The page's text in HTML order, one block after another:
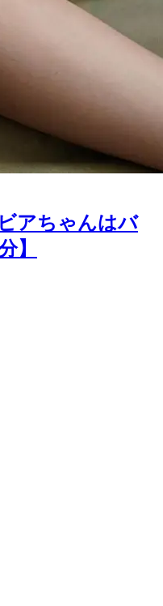
アちゃんはバ
】